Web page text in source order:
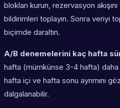
blokları kurun, rezervasyon
bildirimleri toplayın. Sonra veriyi
biçimde daraltın.
A/B denemelerini kaç hafta
hafta (mümkünse 3-4 hafta)
hafta içi ve hafta sonu ayrımını
dalgalanabilir.